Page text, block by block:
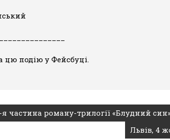
цю подію у Фейсбуці.
я частина роману-трилогії «Блудний
Львів, 4